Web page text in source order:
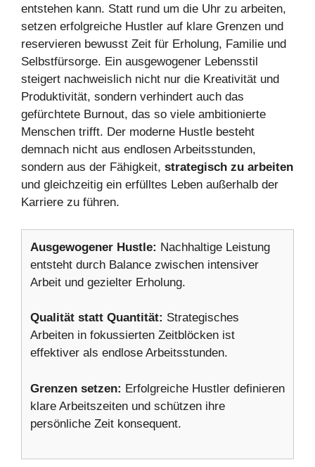
entstehen kann. Statt rund um die Uhr zu arbeiten,
setzen erfolgreiche Hustler auf klare Grenzen und
reservieren bewusst Zeit für Erholung, Familie und
Selbstfürsorge. Ein ausgewogener Lebensstil
steigert nachweislich nicht nur die Kreativität und
Produktivität, sondern verhindert auch das
gefürchtete Burnout, das so viele ambitionierte
Menschen trifft. Der moderne Hustle besteht
demnach nicht aus endlosen Arbeitsstunden,
sondern aus der Fähigkeit, strategisch zu arbeiten
und gleichzeitig ein erfülltes Leben außerhalb der
Karriere zu führen.
Ausgewogener Hustle: Nachhaltige Leistung
entsteht durch Balance zwischen intensiver
Arbeit und gezielter Erholung.
Qualität statt Quantität: Strategisches
Arbeiten in fokussierten Zeitblöcken ist
effektiver als endlose Arbeitsstunden.
Grenzen setzen: Erfolgreiche Hustler definieren
klare Arbeitszeiten und schützen ihre
persönliche Zeit konsequent.